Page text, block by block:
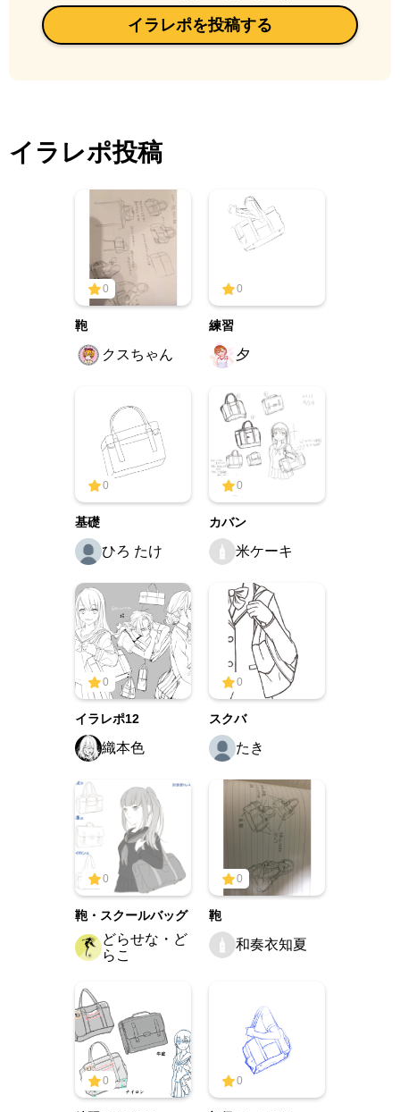
イラレポを投稿する
イラレポ投稿
0
鞄
クスちゃん
0
練習
夕
0
基礎
ひろ たけ
0
カバン
米ケーキ
0
イラレポ12
織本色
0
スクバ
たき
0
鞄・スクールバッグ
どらせな・ど
らこ
0
鞄
和奏衣知夏
0 0